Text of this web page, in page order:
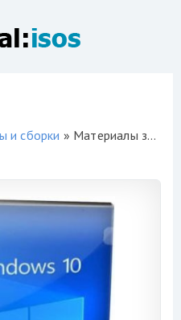
и сборки » Материалы за 02.11.2021